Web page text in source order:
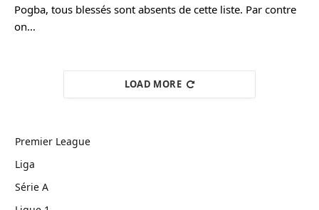
Pogba, tous blessés sont absents de cette liste. Par contre
on…
LOAD MORE
Premier League
Liga
Série A